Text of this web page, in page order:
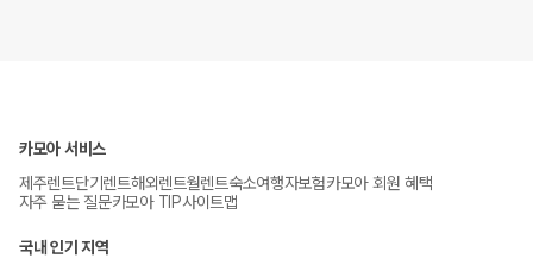
카모아 서비스
제주렌트단기렌트해외렌트월렌트숙소여행자보험카모아 회원 혜택
자주 묻는 질문카모아 TIP사이트맵
국내 인기 지역